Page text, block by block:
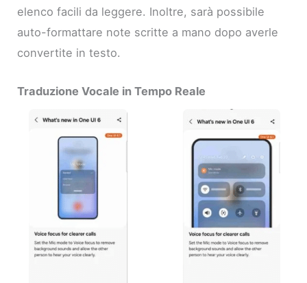
elenco facili da leggere. Inoltre, sarà possibile
auto-formattare note scritte a mano dopo averle
convertite in testo.
Traduzione Vocale in Tempo Reale